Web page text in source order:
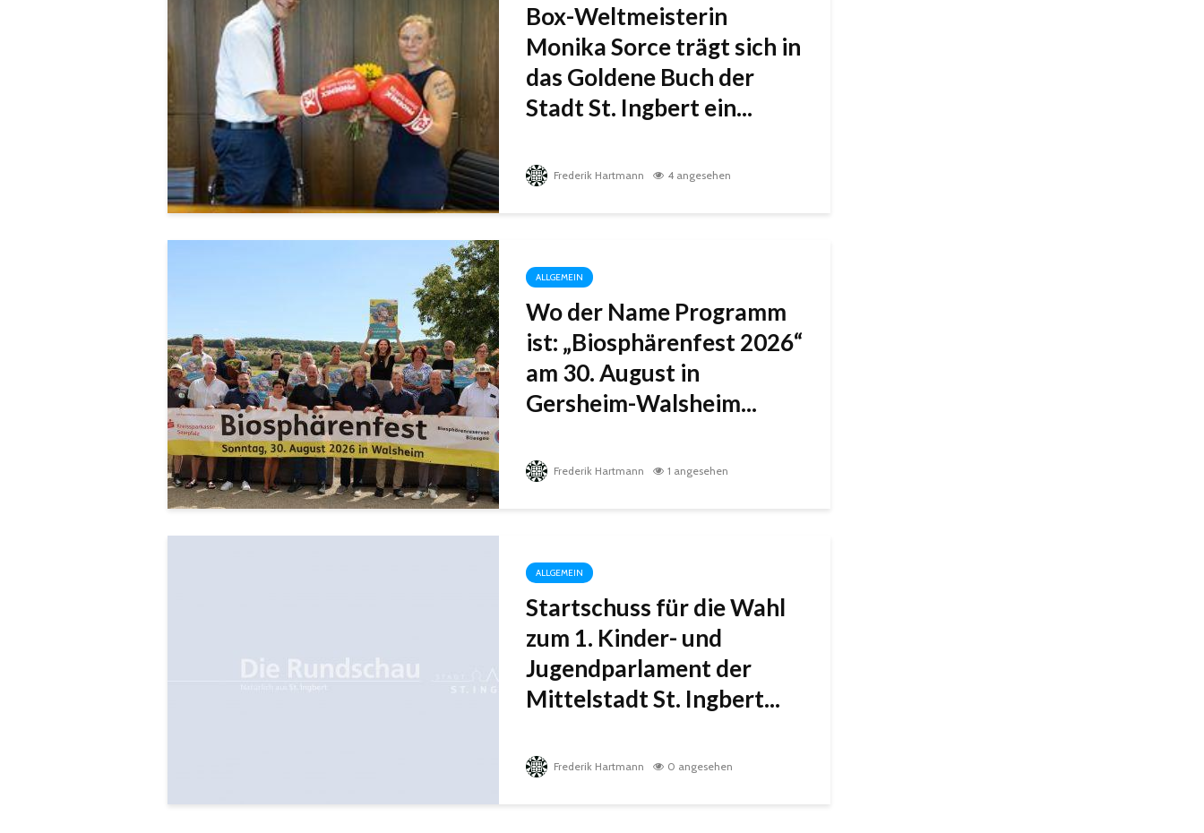
Box-Weltmeisterin
Monika Sorce trägt sich in
das Goldene Buch der
Stadt St. Ingbert ein...
Frederik Hartmann 4 angesehen
ALLGEMEIN
Wo der Name Programm
ist: „Biosphärenfest 2026“
am 30. August in
Gersheim-Walsheim...
Frederik Hartmann 1 angesehen
ALLGEMEIN
Startschuss für die Wahl
zum 1. Kinder- und
Jugendparlament der
Mittelstadt St. Ingbert...
Frederik Hartmann 0 angesehen